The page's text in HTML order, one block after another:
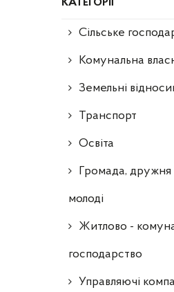
КАТЕГОРІЇ
Сільське
Комунальна
Земельні
Транспорт
Освіта
Громада, дружня
молоді
Житлово -
господарство
Управляючі